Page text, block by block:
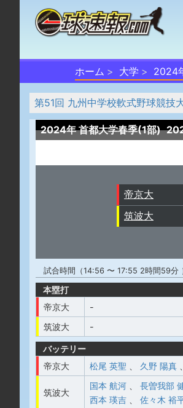
ホーム 大学 2024
第51回 九州中学校軟式野球競技
2024年 首都大学春季(1部)
帝京大
筑波大
試合時間（14:56 〜 17:55 2時間59分
本塁打
帝京大
-
筑波大
-
バッテリー
帝京大
松尾 英聖 久野 陽真
筑波大
国本 航河 長曽我部
西本 瑛吉
佐々木 裕